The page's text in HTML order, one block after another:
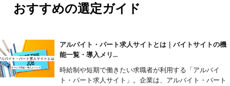
おすすめの選定ガイド
アルバイト・パート求人サイトとは｜バイトサイトの機
能一覧・導入メリ...
時給制や短期で働きたい求職者が利用する「アルバイ
ト・パート求人サイト」。企業は、アルバイト・パート